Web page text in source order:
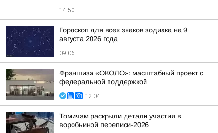
14:50
Гороскоп для всех знаков зодиака на 9
августа 2026 года
09:06
Франшиза «ОКОЛО»: масштабный проект с
федеральной поддержкой
12:04
Томичам раскрыли детали участия в
воробьиной переписи-2026